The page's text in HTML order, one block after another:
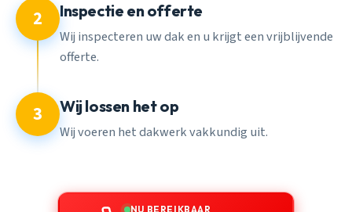
2 Inspectie en offerte
Wij inspecteren uw dak en u krijgt een vrijblijvende
offerte.
3 Wij lossen het op
Wij voeren het dakwerk vakkundig uit.
NU BEREIKBAAR